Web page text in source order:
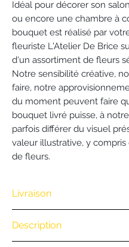
Idéal pour décorer son
ou encore une chambre à
bouquet est réalisé par
fleuriste L'Atelier De Brice
d'un assortiment de fleurs
Notre sensibilité créative,
faire, notre
du moment peuvent faire
bouquet livré puisse, à
parfois différer du visuel
valeur illustrative, y
de fleurs.
Livraison
100€ d'achat. (Exclusivité
Description